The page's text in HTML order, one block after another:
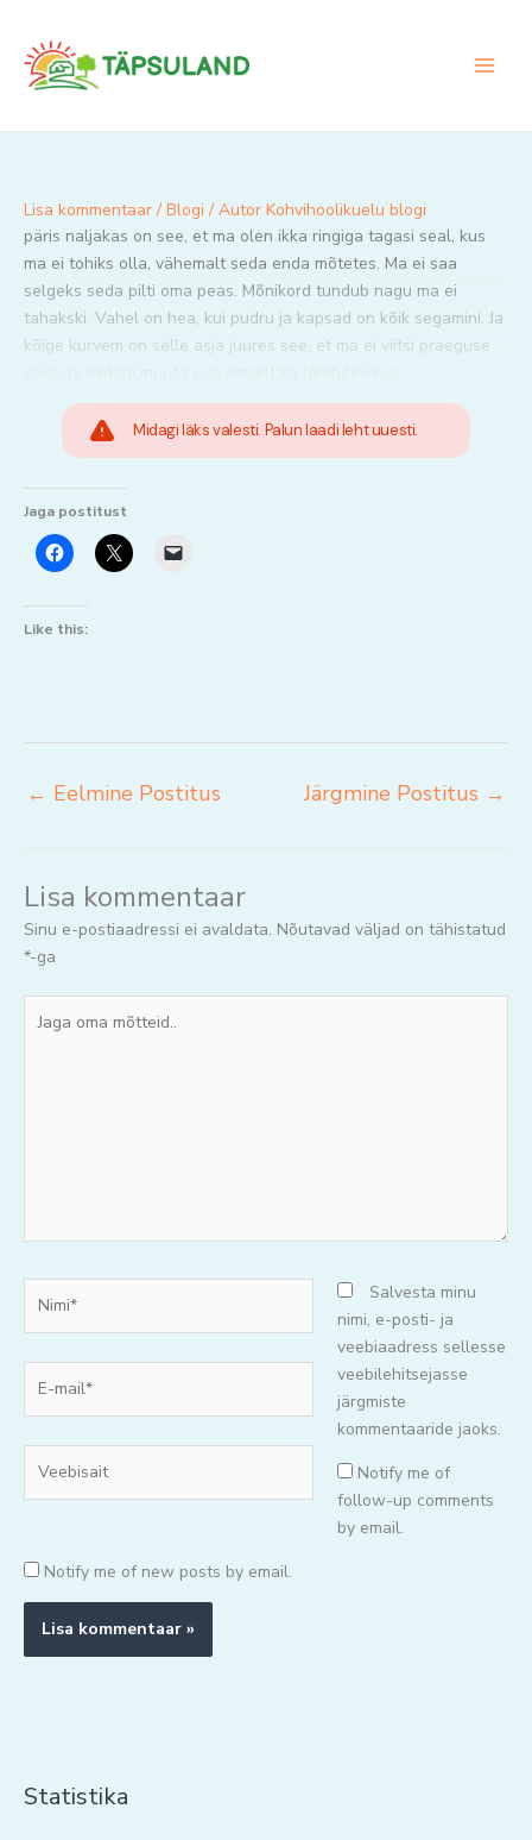
content
Lisa kommentaar / Blogi / Autor Kohvihoolikuelu blogi
päris naljakas on see, et ma olen ikka ringiga tagasi seal, kus
ma ei tohiks olla, vähemalt seda enda mõtetes. Ma ei saa
selgeks seda pilti oma peas. Mõnikord tundub nagu ma ei
tahakski. Vahel on hea, kui pudru ja kapsad on kõik segamini. Ja
kõige kurvem on selle asja juures see, et ma ei viitsi praeguse
Midagi läks valesti. Palun laadi leht uuesti.
Jaga postitust
Like this:
← Eelmine Postitus Järgmine Postitus →
Lisa kommentaar
Sinu e-postiaadressi ei avaldata. Nõutavad väljad on tähistatud
*-ga
oma
mail*
Salvesta minu
nimi, e-posti- ja
veebiaadress sellesse
veebilehitsejasse
järgmiste
kommentaaride jaoks.
Notify me of
follow-up comments
by email.
Notify me of new posts by email.
Statistika